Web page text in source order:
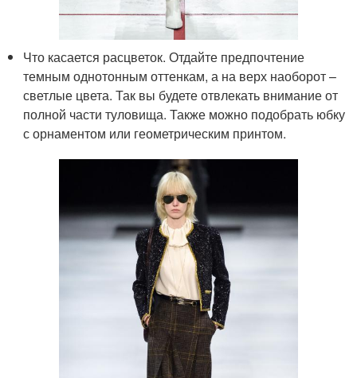
Что касается расцветок. Отдайте предпочтение
темным однотонным оттенкам, а на верх наоборот –
светлые цвета. Так вы будете отвлекать внимание от
полной части туловища. Также можно подобрать юбку
с орнаментом или геометрическим принтом.